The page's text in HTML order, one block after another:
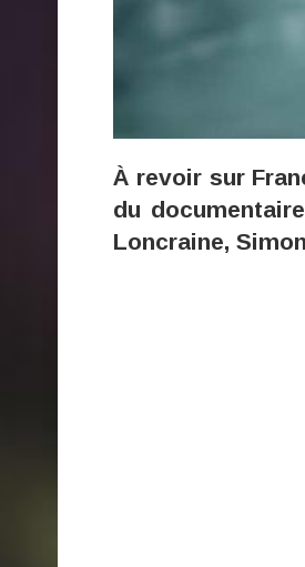
À revoir sur
du
Loncraine,